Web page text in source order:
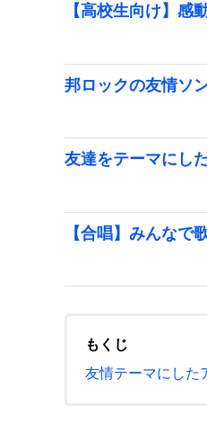
【高校生向け】感
邦ロックの友情ソ
友達をテーマにし
【合唱】みんなで
もくじ
友情テーマにした